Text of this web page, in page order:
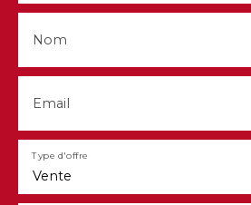
Nom
Email
Vente
Type d'offre